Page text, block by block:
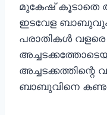
മുകേഷ് കൂടാതെ
ഇടവേള
പരാതികള്‍
അച്ചടക്കത്തിന്റെ
ബാബുവിനെ